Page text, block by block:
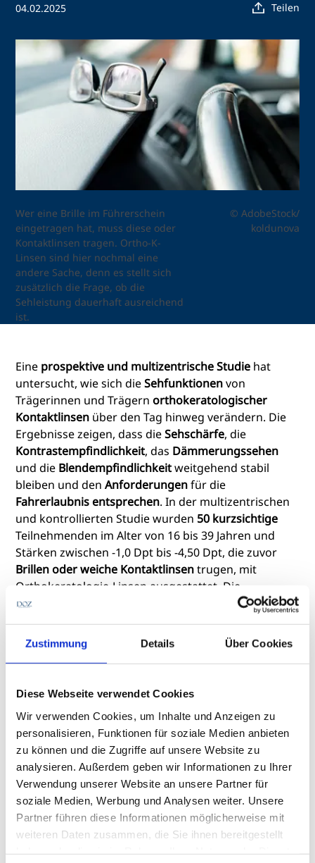
Zustimmung Details Über Cookies
Diese Webseite verwendet Cookies
Wir verwenden Cookies, um Inhalte und Anzeigen zu
personalisieren, Funktionen für soziale Medien anbieten
zu können und die Zugriffe auf unsere Website zu
analysieren. Außerdem geben wir Informationen zu Ihrer
Verwendung unserer Website an unsere Partner für
soziale Medien, Werbung und Analysen weiter. Unsere
Partner führen diese Informationen möglicherweise mit
weiteren Daten zusammen, die Sie ihnen bereitgestellt
04.02.2025 Teilen
Wer eine Brille im Führerschein
eingetragen hat, muss diese oder
Kontaktlinsen tragen. Ortho-K-
Linsen sind hier nochmal eine
andere Sache, denn es stellt sich
zusätzlich die Frage, ob die
Sehleistung dauerhaft ausreichend
ist.
© AdobeStock/
koldunova
Eine prospektive und multizentrische Studie hat
untersucht, wie sich dieSehfunktionenvon
Trägerinnen und Trägernorthokeratologischer
Kontaktlinsen über den Tag hinweg verändern. Die
Ergebnisse zeigen, dass dieSehschärfe, die
Kontrastempfindlichkeit, das Dämmerungssehen
und die Blendempfindlichkeitweitgehend stabil
bleiben und denAnforderungenfür die
Fahrerlaubnis entsprechen. In der multizentrischen
und kontrollierten Studie wurden 50 kurzsichtige
Teilnehmenden im Alter von 16 bis 39 Jahren und
Stärken zwischen -1,0 Dpt bis -4,50 Dpt, die zuvor
Brillen oder weiche Kontaktlinsentrugen, mit
Orthokeratologie-Linsen ausgestattet. Die
Sehleistung
wurde vor und nach der Anpassung der
und abends – mit einem standardisierten
binokularen Sehtestgerät (Oculus Binoptometer 4P)
Sehschärfe gemäß
ISO 8596
getestet und mit den
verschiedenen Ländern verglichen.
Ganztägig stabile Sehleistung
DieErgebnissezeigen, dass sich diebinokulare
Sehschärfemit Ortho-K-Linsen morgens und